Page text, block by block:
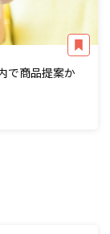
で商品提案か